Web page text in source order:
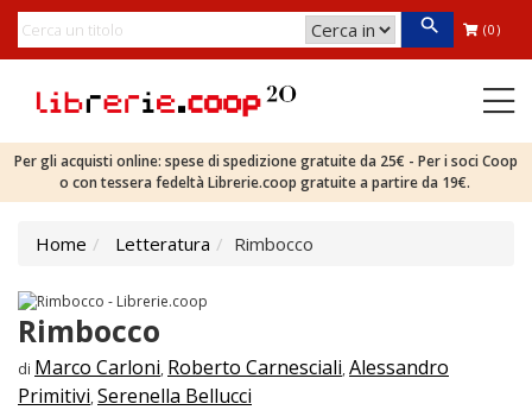
(0)
Per gli acquisti online: spese di spedizione gratuite da 25€ - Per i soci Coop
o con tessera fedeltà Librerie.coop gratuite a partire da 19€.
Home Letteratura Rimbocco
Rimbocco
di Marco Carloni, Roberto Carnesciali, Alessandro
Primitivi, Serenella Bellucci